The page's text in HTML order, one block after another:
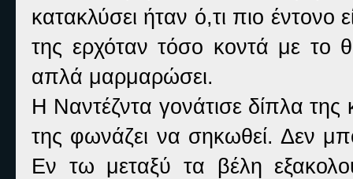
κατακλύσει ήταν ό,τι πιο
της ερχόταν τόσο κοντά με το
απλά μαρμαρώσει.
Η Ναντέζντα γονάτισε δίπλα
της φωνάζει να σηκωθεί. Δεν
Εν τω μεταξύ τα βέλη